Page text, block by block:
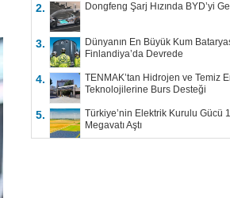
2. Dongfeng Şarj Hızında BYD’yi
3.
Dünyanın En Büyük Kum
Finlandiya’da Devrede
4.
TENMAK’tan Hidrojen ve Temiz
Teknolojilerine Burs Desteği
5.
Türkiye’nin Elektrik Kurulu Gücü
Megavatı Aştı